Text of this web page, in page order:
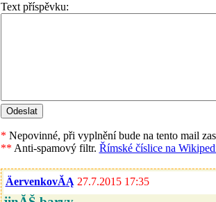
Text příspěvku:
* Nepovinné, při vyplnění bude na tento mail
** Anti-spamový filtr. Římské číslice na
ÄervenkovĂĄ 27.7.2015 17:35